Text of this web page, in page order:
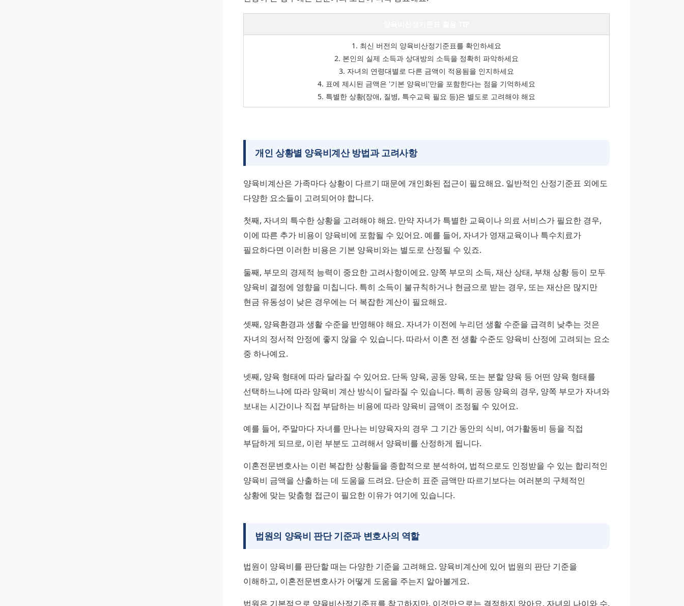
1. 최신 버전의 양육비산정기준표를 확인하세요
2. 본인의 실제 소득과 상대방의 소득을 정확히 파악하세요
3. 자녀의 연령대별로 다른 금액이 적용됨을 인지하세요
4. 표에 제시된 금액은 '기본 양육비'만을 포함한다는 점을 기억하세요
5. 특별한 상황(장애, 질병, 특수교육 필요 등)은 별도로 고려해야 해요
개인 상황별 양육비계산 방법과 고려사항
양육비계산은 가족마다 상황이 다르기 때문에 개인화된 접근이 필요해요. 일반적인 산정기준표 외에도
다양한 요소들이 고려되어야 합니다.
첫째, 자녀의 특수한 상황을 고려해야 해요. 만약 자녀가 특별한 교육이나 의료 서비스가 필요한 경우,
이에 따른 추가 비용이 양육비에 포함될 수 있어요. 예를 들어, 자녀가 영재교육이나 특수치료가
필요하다면 이러한 비용은 기본 양육비와는 별도로 산정될 수 있죠.
둘째, 부모의 경제적 능력이 중요한 고려사항이에요. 양쪽 부모의 소득, 재산 상태, 부채 상황 등이 모두
양육비 결정에 영향을 미칩니다. 특히 소득이 불규칙하거나 현금으로 받는 경우, 또는 재산은 많지만
현금 유동성이 낮은 경우에는 더 복잡한 계산이 필요해요.
셋째, 양육환경과 생활 수준을 반영해야 해요. 자녀가 이전에 누리던 생활 수준을 급격히 낮추는 것은
자녀의 정서적 안정에 좋지 않을 수 있습니다. 따라서 이혼 전 생활 수준도 양육비 산정에 고려되는 요소
중 하나예요.
넷째, 양육 형태에 따라 달라질 수 있어요. 단독 양육, 공동 양육, 또는 분할 양육 등 어떤 양육 형태를
선택하느냐에 따라 양육비 계산 방식이 달라질 수 있습니다. 특히 공동 양육의 경우, 양쪽 부모가 자녀와
보내는 시간이나 직접 부담하는 비용에 따라 양육비 금액이 조정될 수 있어요.
예를 들어, 주말마다 자녀를 만나는 비양육자의 경우 그 기간 동안의 식비, 여가활동비 등을 직접
부담하게 되므로, 이런 부분도 고려해서 양육비를 산정하게 됩니다.
이혼전문변호사는 이런 복잡한 상황들을 종합적으로 분석하여, 법적으로도 인정받을 수 있는 합리적인
양육비 금액을 산출하는 데 도움을 드려요. 단순히 표준 금액만 따르기보다는 여러분의 구체적인
상황에 맞는 맞춤형 접근이 필요한 이유가 여기에 있습니다.
법원의 양육비 판단 기준과 변호사의 역할
법원이 양육비를 판단할 때는 다양한 기준을 고려해요. 양육비계산에 있어 법원의 판단 기준을
이해하고, 이혼전문변호사가 어떻게 도움을 주는지 알아볼게요.
법원은 기본적으로 양육비산정기준표를 참고하지만, 이것만으로는 결정하지 않아요. 자녀의 나이와 수,